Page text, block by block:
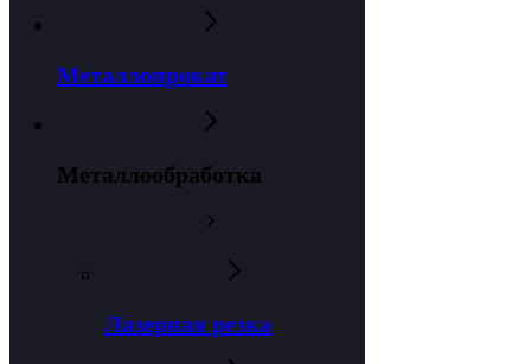
Металлопрокат
Металлообработка
Лазерная резка